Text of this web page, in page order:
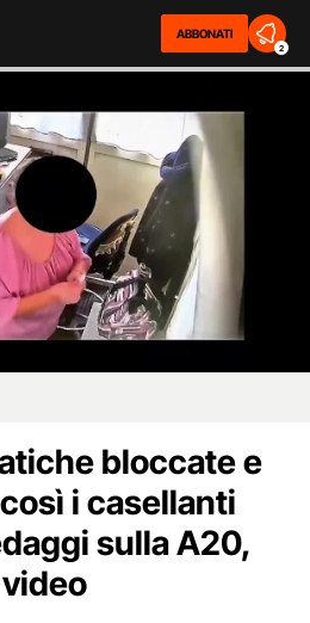
ABBONATI
2
bloccate e
i casellanti
sulla A20,